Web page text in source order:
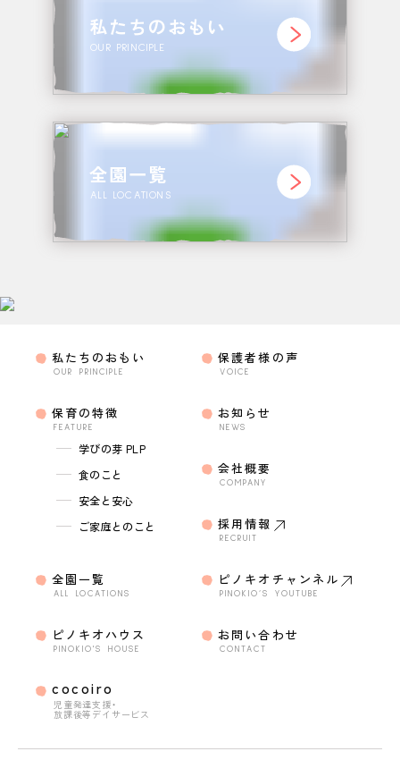
私たちのおもい
OUR PRINCIPLE
全園一覧
ALL LOCATIONS
私たちのおもい
OUR PRINCIPLE
保育の特徴
FEATURE
学びの芽 PLP
食のこと
安全と安心
ご家庭とのこと
全園一覧
ALL LOCATIONS
ピノキオハウス
PINOKIO'S HOUSE
cocoiro
児童発達支援・
放課後等デイサービス
保護者様の声
VOICE
お知らせ
NEWS
会社概要
COMPANY
採用情報
RECRUIT
ピノキオチャンネル
PINOKIO’S YOUTUBE
お問い合わせ
CONTACT